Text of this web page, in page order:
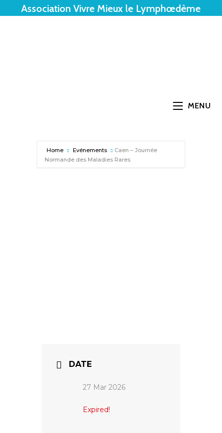
Association Vivre Mieux le Lymphœdème
MENU
Home Evénements
Caen – Journée
Normande des Maladies Rares
DATE
27 Mar 2026
Expired!